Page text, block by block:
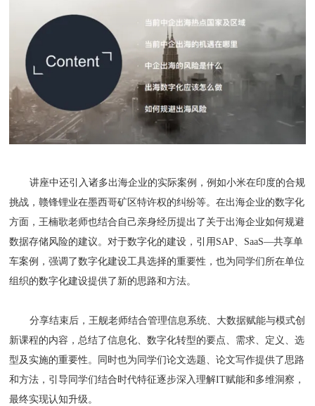
讲座中还引入诸多出海企业的实际案例，例如小米在印度的合规
挑战，赣锋锂业在墨西哥矿区特许权的纠纷等。在出海企业的数字化
方面，王楠歌老师也结合自己亲身经历提出了关于出海企业如何规避
数据存储风险的建议。对于数字化的建设，引用SAP、SaaS—共享单
车案例，强调了数字化建设工具选择的重要性，也为同学们所在单位
组织的数字化建设提供了新的思路和方法。
分享结束后，王舰老师结合管理信息系统、大数据赋能与模式创
新课程的内容，总结了信息化、数字化转型的要点、需求、定义、选
型及实施的重要性。同时也为同学们论文选题、论文写作提供了思路
和方法，引导同学们结合时代特征逐步深入理解IT赋能和多维洞察，
最终实现认知升级。